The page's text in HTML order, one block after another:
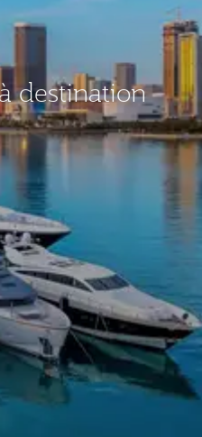
destination